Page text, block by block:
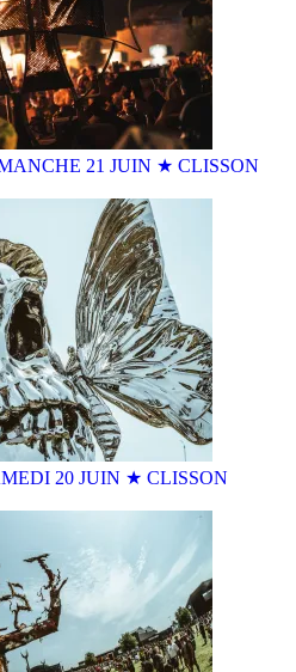
21 JUIN ★ CLISSON
20 JUIN ★ CLISSON